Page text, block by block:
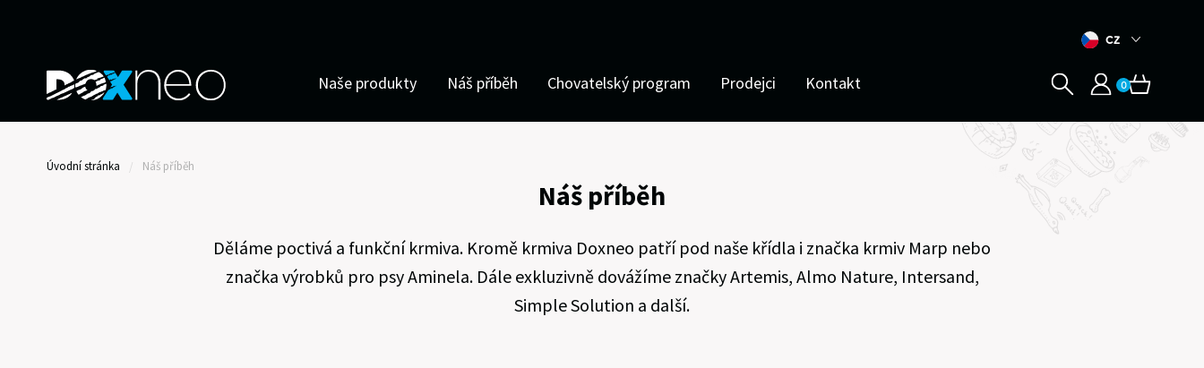
ZPĚT
Vše v kategorií
CZ
Naše produkty Náš příběh Chovatelský program Prodejci Kontakt 0
Úvodní stránka Náš příběh
Náš příběh
Děláme poctivá a funkční krmiva. Kromě krmiva Doxneo patří pod naše křídla i značka krmiv Marp nebo
značka výrobků pro psy Aminela. Dále exkluzivně dovážíme značky Artemis, Almo Nature, Intersand,
Simple Solution a další.